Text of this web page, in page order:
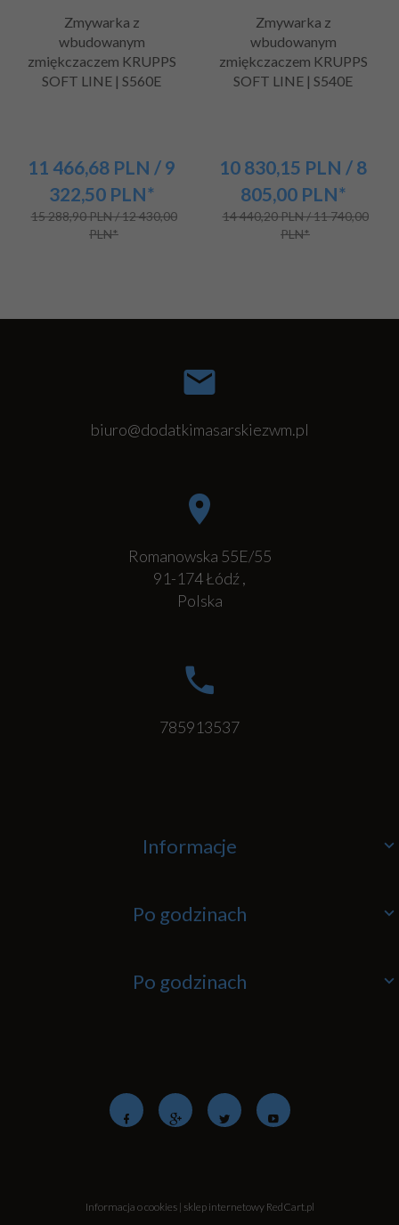
Zmywarka z
wbudowanym
zmiękczaczem KRUPPS
SOFT LINE | S560E
11 466,68 PLN / 9
322,50 PLN*
15 288,90 PLN / 12 430,00
PLN*
Zmywarka z
wbudowanym
zmiękczaczem KRUPPS
SOFT LINE | S540E
10 830,15 PLN / 8
805,00 PLN*
14 440,20 PLN / 11 740,00
PLN*
biuro@dodatkimasarskiezwm.pl
Romanowska 55E/55
91-174Łódź,
Polska
785913537
Informacje
Po godzinach
Po godzinach
Informacja o cookies| sklep internetowyRedCart.pl